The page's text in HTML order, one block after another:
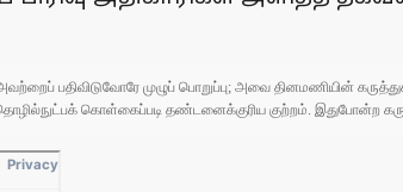
பதிவிடுவோரே முழுப் பொறுப்பு; அவை தினமணியின்
கொள்கைப்படி தண்டனைக்குரிய குற்றம். இதுபோன்ற